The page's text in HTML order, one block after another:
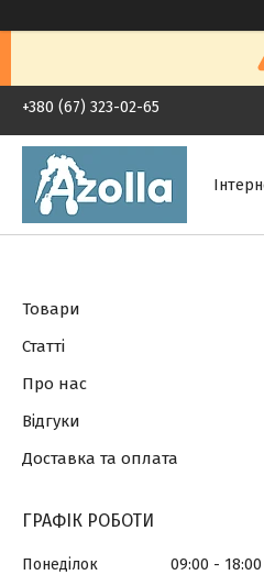
+380 (67) 323-02-65
Товари
Статті
Про нас
Відгуки
Доставка та оплата
ГРАФІК РОБОТИ
Понеділок 09:00
18:00